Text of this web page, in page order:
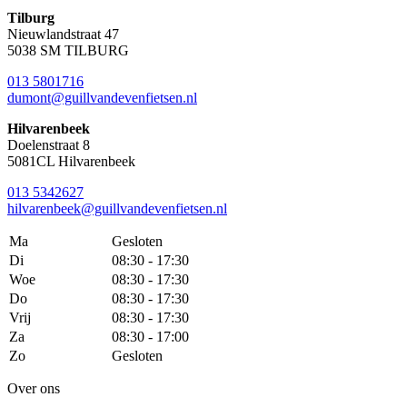
Tilburg
Nieuwlandstraat 47
5038 SM TILBURG
013 5801716
dumont@guillvandevenfietsen.nl
Hilvarenbeek
Doelenstraat 8
5081CL Hilvarenbeek
013 5342627
hilvarenbeek@guillvandevenfietsen.nl
Ma
Gesloten
Di
08:30 - 17:30
Woe
08:30 - 17:30
Do
08:30 - 17:30
Vrij
08:30 - 17:30
Za
08:30 - 17:00
Zo
Gesloten
Over ons